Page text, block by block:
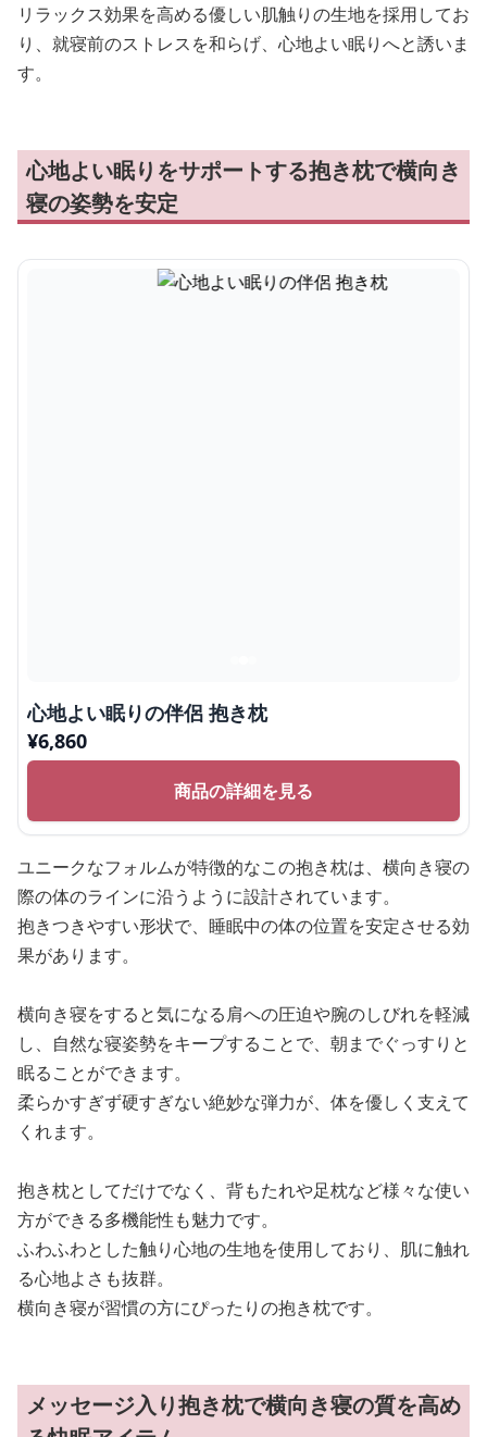
リラックス効果を高める優しい肌触りの生地を採用してお
り、就寝前のストレスを和らげ、心地よい眠りへと誘いま
す。
心地よい眠りをサポートする抱き枕で横向き
寝の姿勢を安定
心地よい眠りの伴侶 抱き枕
¥6,860
商品の詳細を見る
ユニークなフォルムが特徴的なこの抱き枕は、横向き寝の
際の体のラインに沿うように設計されています。
抱きつきやすい形状で、睡眠中の体の位置を安定させる効
果があります。
横向き寝をすると気になる肩への圧迫や腕のしびれを軽減
し、自然な寝姿勢をキープすることで、朝までぐっすりと
眠ることができます。
柔らかすぎず硬すぎない絶妙な弾力が、体を優しく支えて
くれます。
抱き枕としてだけでなく、背もたれや足枕など様々な使い
方ができる多機能性も魅力です。
ふわふわとした触り心地の生地を使用しており、肌に触れ
る心地よさも抜群。
横向き寝が習慣の方にぴったりの抱き枕です。
メッセージ入り抱き枕で横向き寝の質を高め